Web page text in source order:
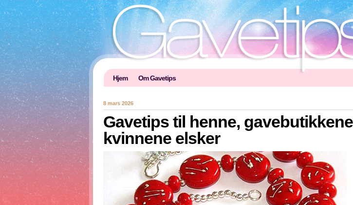
Hjem Om Gavetips
8 mars 2026
Gavetips til henne, gavebutikkene
kvinnene elsker